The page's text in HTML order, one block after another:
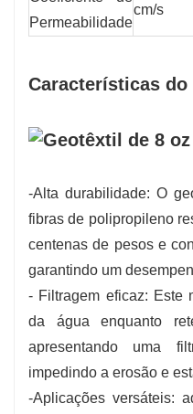
Permeabilidade
cm/s
Características
-Alta durabilidade: O
fibras de polipropileno
centenas de pesos e
garantindo um
- Filtragem eficaz: Este
da água enquanto
apresentando uma
impedindo a erosão e
-Aplicações versáteis: